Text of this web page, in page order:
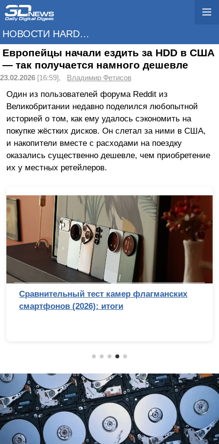
НОВОСТИ HARDWARE
Европейцы начали ездить за HDD в США
— так получается намного дешевле
23.02.2026 [16:59], Владимир Фетисов
Один из пользователей форума Reddit из
Великобритании недавно поделился любопытной
историей о том, как ему удалось сэкономить на
покупке жёстких дисков. Он слетал за ними в США,
и накопители вместе с расходами на поездку
оказались существенно дешевле, чем приобретение
их у местных ретейлеров.
Сравнительный тест камер флагманских
смартфонов (2026): итоги